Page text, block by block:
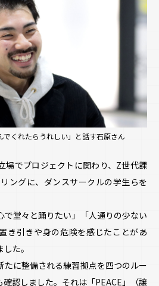
でくれたらうれしい」と話す石原さん
場でプロジェクトに関わり、Z世代課
ングに、ダンスサークルの学生らを
堂々と踊りたい」「人通りの少ない
き引きや身の危険を感じたことがあ
た。
に整備される練習拠点を四つのルー
認しました。それは「PEACE」（譲